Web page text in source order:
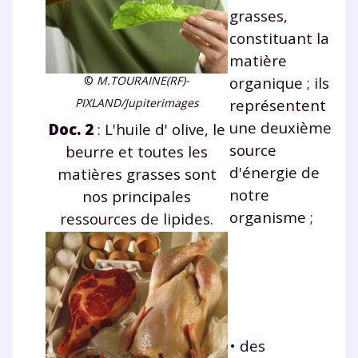
© M.TOURAINE(RF)-
PIXLAND/Jupiterimages
Doc. 2: L'huile d' olive, le
beurre et toutes les
matières grasses sont
nos principales
ressources de lipides.
grasses,
constituant la
matière
organique ; ils
représentent
une deuxième
source
d'énergie de
notre
organisme ;
• des